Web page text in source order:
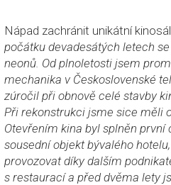
Nápad zachránit unikátní
počátku devadesátých letech
neonů. Od plnoletosti jsem
mechanika v Československé
zúročil při obnově celé stavby
Při rekonstrukci jsme sice měli
Otevřením kina byl splněn
sousední objekt bývalého
provozovat díky dalším
s restaurací a před dvěma lety